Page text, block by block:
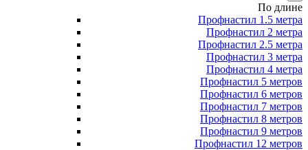
По длине
Профнастил 1.5 метра
Профнастил 2 метра
Профнастил 2.5 метра
Профнастил 3 метра
Профнастил 4 метра
Профнастил 5 метров
Профнастил 6 метров
Профнастил 7 метров
Профнастил 8 метров
Профнастил 9 метров
Профнастил 12 метров